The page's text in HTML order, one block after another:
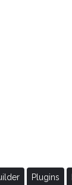
Plugins